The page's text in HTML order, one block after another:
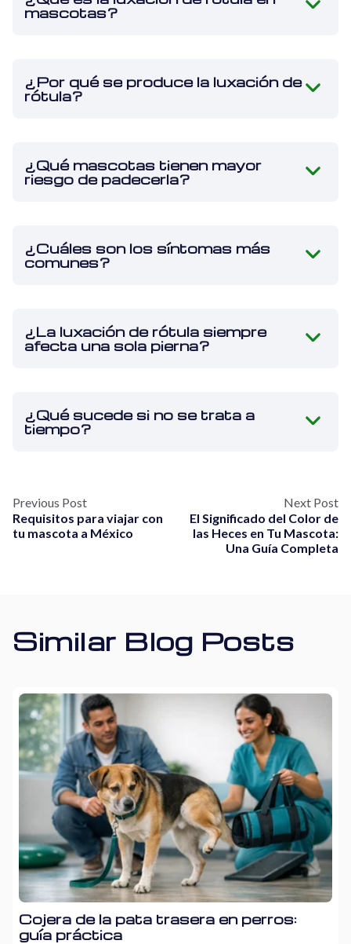
mascotas?
¿Por qué se produce la luxación de
rótula?
¿Qué mascotas tienen mayor
riesgo de padecerla?
¿Cuáles son los síntomas más
comunes?
¿La luxación de rótula siempre
afecta una sola pierna?
¿Qué sucede si no se trata a
tiempo?
Previous Post
Requisitos para viajar con
tu mascota a México
Next Post
El Significado del Color de
las Heces en Tu Mascota:
Una Guía Completa
Similar Blog Posts
Cojera de la pata trasera en perros:
guía práctica